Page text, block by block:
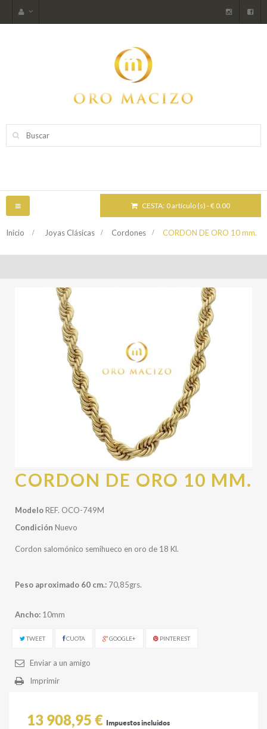
CESTA: 0 artículo (s) - € 0.00
NAVEGACIÓN
TOGGLE
Inicio > Joyas Clásicas > Cordones > CORDON DE ORO 10 mm.
CORDON DE ORO 10 MM.
ModeloREF. OCO-749M
Condición Nuevo
Cordon salomónico semihueco en oro de 18 Kl.
Peso aproximado 60 cm.: 70,85grs.
Ancho: 10mm
TWEET CUOTA GOOGLE+ PINTEREST
Enviar a un amigo
Imprimir
13 908,95 € Impuestos incluidos